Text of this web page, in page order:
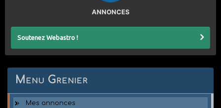
ANNONCES
Soutenez Webastro !
Menu Grenier
Mes annonces